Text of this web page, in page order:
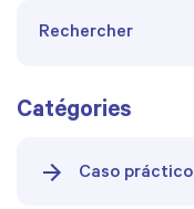
Catégories
Caso práctico